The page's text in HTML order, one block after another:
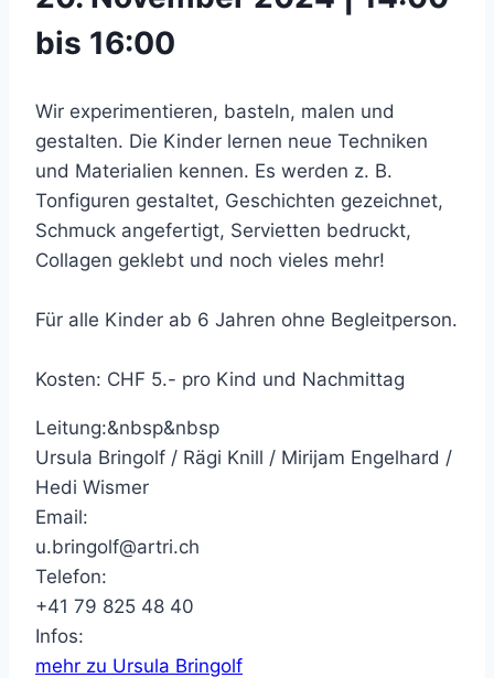
bis 16:00
Wir experimentieren, basteln, malen und
gestalten. Die Kinder lernen neue Techniken
und Materialien kennen. Es werden z. B.
Tonfiguren gestaltet, Geschichten gezeichnet,
Schmuck angefertigt, Servietten bedruckt,
Collagen geklebt und noch vieles mehr!
Für alle Kinder ab 6 Jahren ohne Begleitperson.
Kosten: CHF 5.- pro Kind und Nachmittag
Leitung:&nbsp&nbsp
Ursula Bringolf / Rägi Knill / Mirijam Engelhard /
Hedi Wismer
Email:
u.bringolf@artri.ch
Telefon:
+41 79 825 48 40
Infos:
mehr zu Ursula Bringolf